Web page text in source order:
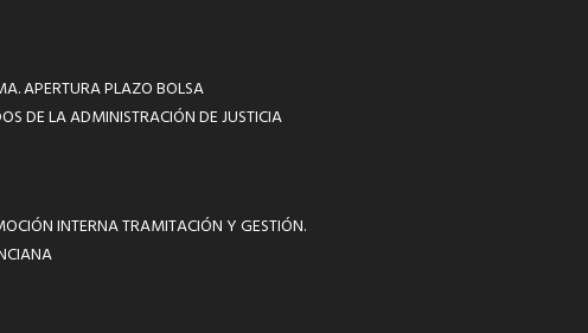
APERTURA PLAZO BOLSA
DE LA ADMINISTRACIÓN DE JUSTICIA
INTERNA TRAMITACIÓN Y GESTIÓN.